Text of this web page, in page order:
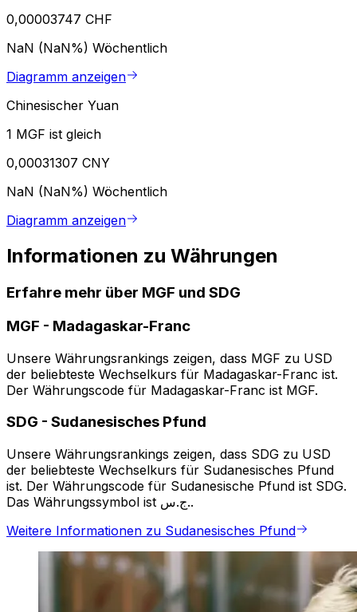
0,00003747 CHF
NaN (NaN%) Wöchentlich
Diagramm anzeigen
Chinesischer Yuan
1 MGF ist gleich
0,00031307 CNY
NaN (NaN%) Wöchentlich
Diagramm anzeigen
Informationen zu Währungen
Erfahre mehr über MGF und SDG
MGF - Madagaskar-Franc
Unsere Währungsrankings zeigen, dass MGF zu USD
der beliebteste Wechselkurs für Madagaskar-Franc ist.
Der Währungscode für Madagaskar-Franc ist MGF.
SDG - Sudanesisches Pfund
Unsere Währungsrankings zeigen, dass SDG zu USD
der beliebteste Wechselkurs für Sudanesisches Pfund
ist. Der Währungscode für Sudanesische Pfund ist SDG.
Das Währungssymbol ist ج.س..
Weitere Informationen zu Sudanesisches Pfund